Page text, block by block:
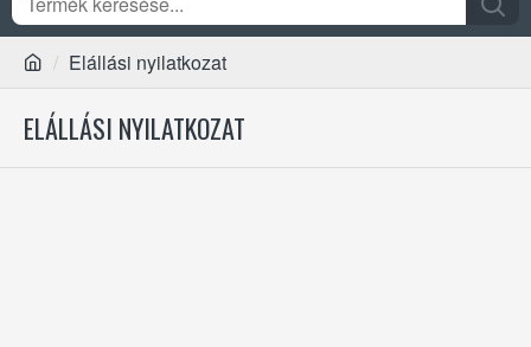
Elállási nyilatkozat
ELÁLLÁSI NYILATKOZAT